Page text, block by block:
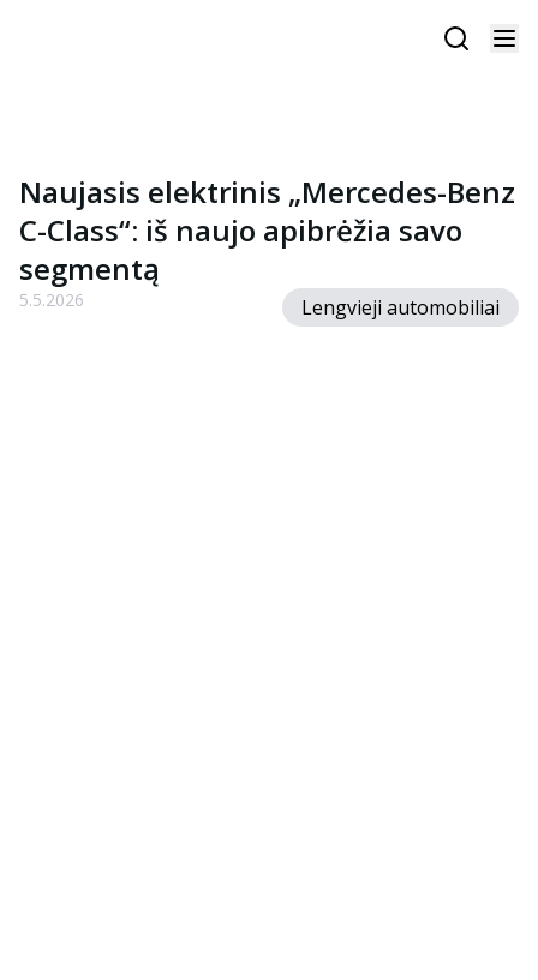
Naujasis elektrinis „Mercedes-Benz
C-Class“: iš naujo apibrėžia savo
segmentą
5.5.2026 Lengvieji automobiliai